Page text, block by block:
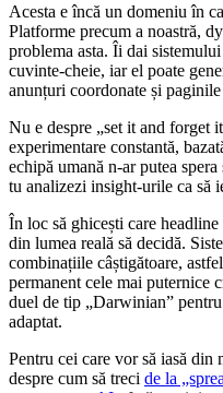
Acesta e încă un domeniu în
Platforme precum a noastră,
problema asta. Îi dai
cuvinte-cheie, iar el poate
anunțuri coordonate și
Nu e despre „set it and forget
experimentare constantă,
echipă umană n-ar putea
tu analizezi insight-urile ca să
În loc să ghicești care
din lumea reală să decidă.
combinațiile câștigătoare,
permanent cele mai puternice
duel de tip „Darwinian”
adaptat.
Pentru cei care vor să iasă din
despre cum să treci de la